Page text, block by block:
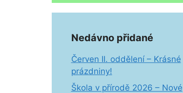
Nedávno přidané
Červen II. oddělení – Krásné
prázdniny!
Škola v přírodě 2026 – Nové